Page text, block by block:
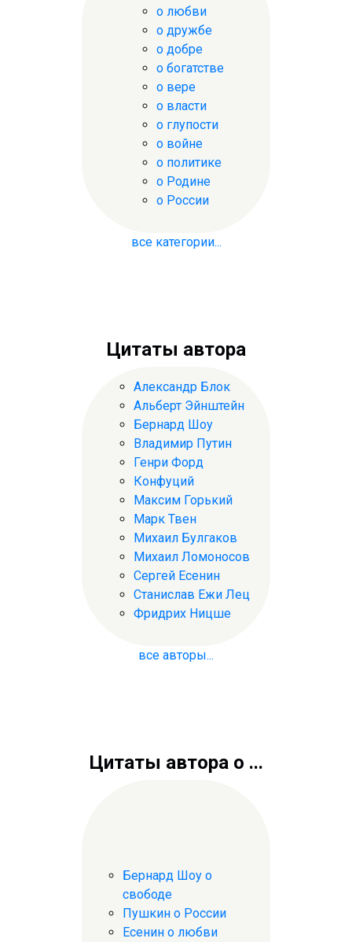
о любви
о дружбе
о добре
о богатстве
о вере
о власти
о глупости
о войне
о политике
о Родине
о России
все категории...
Цитаты автора
Александр Блок
Альберт Эйнштейн
Бернард Шоу
Владимир Путин
Генри Форд
Конфуций
Максим Горький
Марк Твен
Михаил Булгаков
Михаил Ломоносов
Сергей Есенин
Станислав Ежи Лец
Фридрих Ницше
все авторы...
Цитаты автора о ...
Бернард Шоу о
свободе
Пушкин о России
Есенин о любви